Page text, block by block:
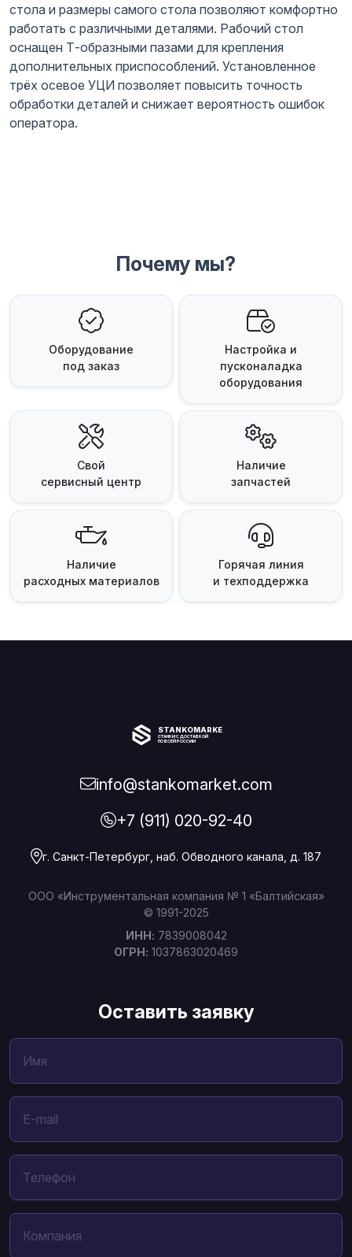
стола и размеры самого стола позволяют комфортно
работать с различными деталями. Рабочий стол
оснащен Т-образными пазами для крепления
дополнительных приспособлений. Установленное
трёх осевое УЦИ позволяет повысить точность
обработки деталей и снижает вероятность ошибок
оператора.
Почему мы?
Оборудование
под заказ
Настройка и
пусконаладка
оборудования
Свой
сервисный центр
Наличие
запчастей
Наличие
расходных материалов
Горячая линия
и техподдержка
STANKOMARKET
СТАНКИ С ДОСТАВКОЙ
ПО ВСЕЙ РОССИИ
info@stankomarket.com
+7 (911) 020-92-40
г. Санкт-Петербург, наб. Обводного канала, д. 187
ООО «Инструментальная компания № 1 «Балтийская»
© 1991-2025
ИНН: 7839008042
ОГРН: 1037863020469
Оставить заявку